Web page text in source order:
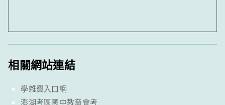
相關網站連結
學雜費入口網
澎湖考區國中教育會考